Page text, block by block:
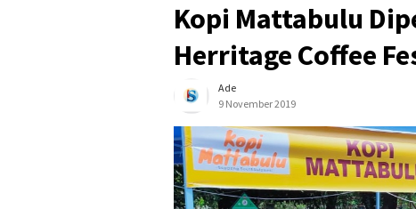
Kopi Mattabulu
Herritage Coffee
Ade
9 November 2019